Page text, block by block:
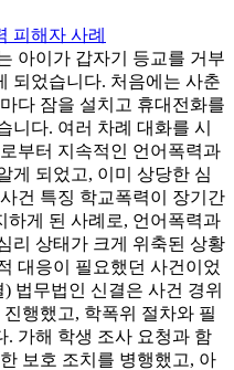
피해자 사례
아이가 갑자기 등교를 거부
되었습니다. 처음에는 사춘
다 잠을 설치고 휴대전화를
니다. 여러 차례 대화를 시
부터 지속적인 언어폭력과
게 되었고, 이미 상당한 심
건 특징 학교폭력이 장기간
하게 된 사례로, 언어폭력과
리 상태가 크게 위축된 상황
대응이 필요했던 사건이었
법무법인 신결은 사건 경위
행했고, 학폭위 절차와 필
. 가해 학생 조사 요청과 함
보호 조치를 병행했고, 아